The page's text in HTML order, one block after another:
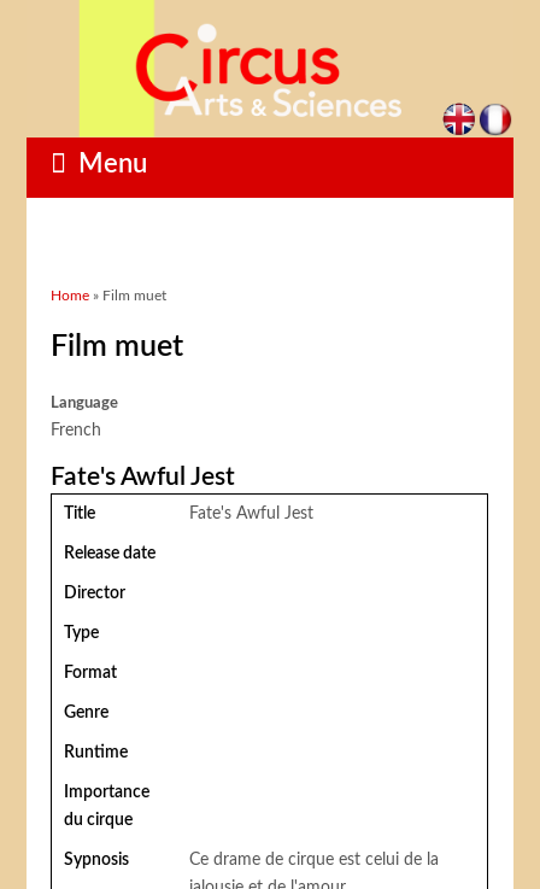
Menu
You are here
Home » Film muet
Film muet
Language
French
Fate's Awful Jest
Title Fate's Awful Jest
Release date
Director
Type
Format
Genre
Runtime
Importance
du cirque
Sypnosis
Ce drame de cirque est celui de la